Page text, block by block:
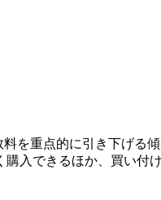
を重点的に引き下げる
入できるほか、買い付